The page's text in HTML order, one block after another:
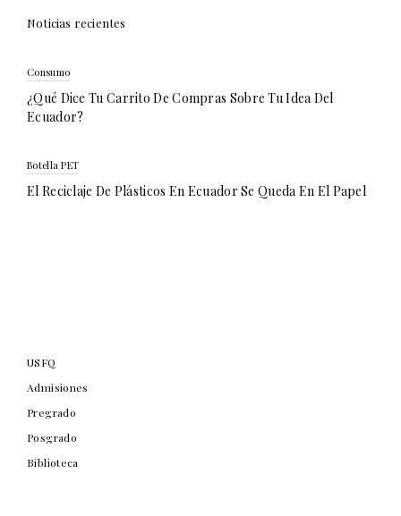
Noticias recientes
Consumo
¿Qué Dice Tu Carrito De Compras Sobre Tu Idea Del
Ecuador?
Botella PET
El Reciclaje De Plásticos En Ecuador Se Queda En El Papel
USFQ
Admisiones
Pregrado
Posgrado
Biblioteca